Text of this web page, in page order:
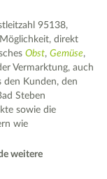
95138,
direkt
Obst,Gemüse,
Vermarktung, auch
den Kunden, den
Steben
sowie die
wie
weitere